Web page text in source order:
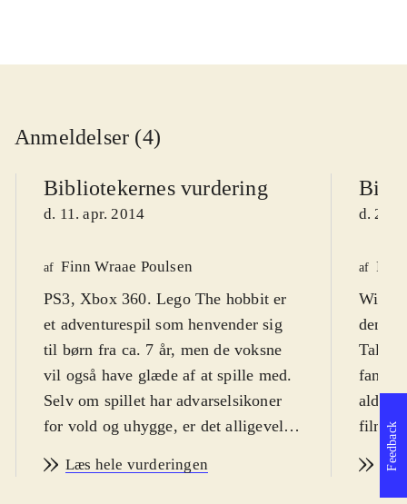
Anmeldelser (4)
Bibliotekernes vurdering
d. 11. apr. 2014
af Finn Wraae Poulsen
PS3, Xbox 360. Lego The hobbit er
et adventurespil som henvender sig
til børn fra ca. 7 år, men de voksne
vil også have glæde af at spille med.
Selv om spillet har advarselsikoner
for vold og uhygge, er det alligevel
dominerer. Sværhedsgraden er
Læs hele vurderingen
d. 23.
af
WiiU.
den
Tales.
Feedback